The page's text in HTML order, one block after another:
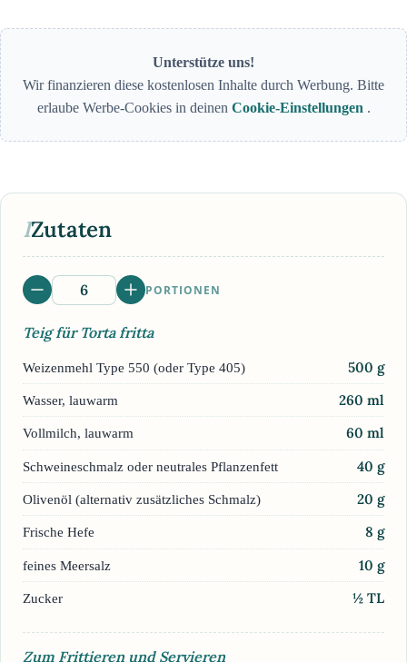
Unterstütze uns!
Wir finanzieren diese kostenlosen Inhalte durch Werbung. Bitte
erlaube Werbe-Cookies in deinen Cookie-Einstellungen .
IZutaten
PORTIONEN
Teig für Torta fritta
Weizenmehl Type 550 (oder Type 405) 500 g
Wasser, lauwarm 260 ml
Vollmilch, lauwarm 60 ml
Schweineschmalz oder neutrales Pflanzenfett 40 g
Olivenöl (alternativ zusätzliches Schmalz) 20 g
Frische Hefe 8 g
feines Meersalz 10 g
Zucker ½ TL
Zum Frittieren und Servieren